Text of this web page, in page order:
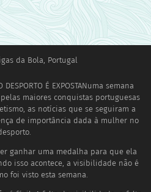
da Bola, Portugal
DESPORTO É EXPOSTANuma semana
maiores conquistas portuguesas
as notícias que se seguiram a
de importância dada à mulher no
ganhar uma medalha para que ela
isso acontece, a visibilidade não é
foi visto esta semana.